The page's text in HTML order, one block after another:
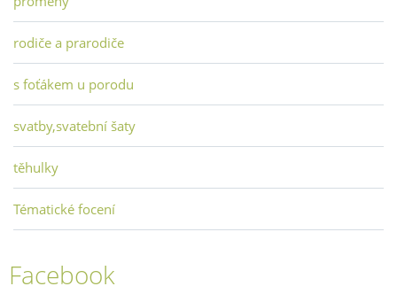
rodiče a prarodiče
s foťákem u porodu
svatby,svatební šaty
těhulky
Tématické focení
Facebook